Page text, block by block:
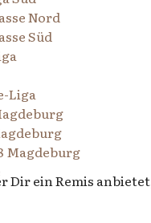
Dir ein Remis
Nord
Süd
Liga
Magdeburg